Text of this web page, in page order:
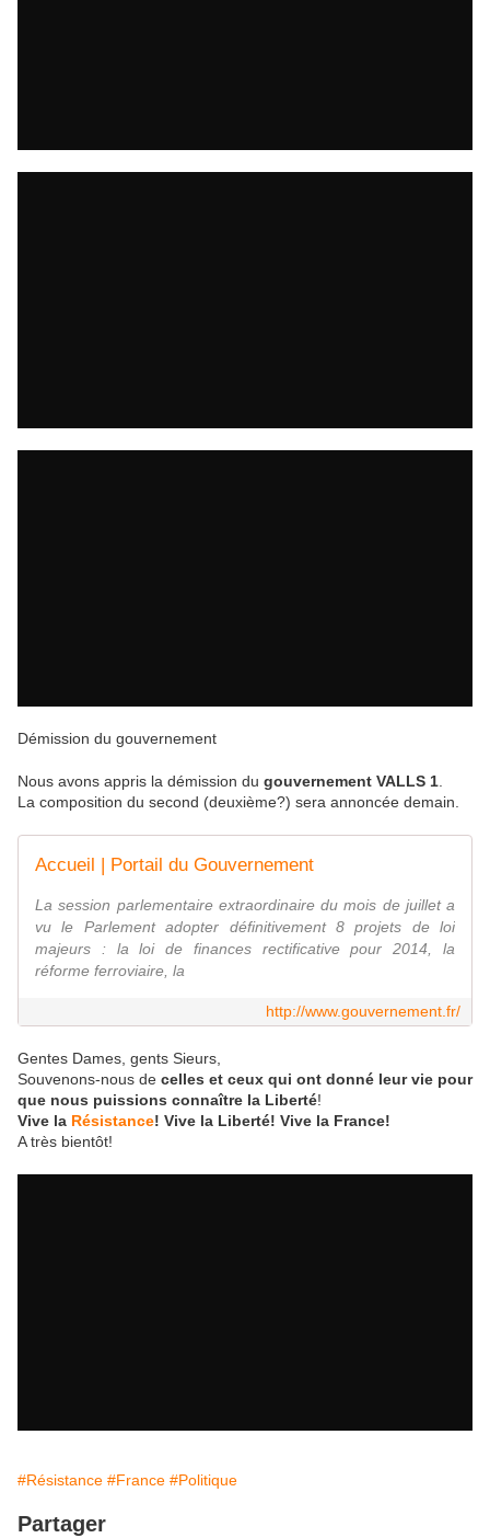
Démission du gouvernement
Nous avons appris la démission du gouvernement VALLS 1
La composition du second (deuxième?) sera annoncée demain.
Accueil | Portail du Gouvernement
La session parlementaire extraordinaire du mois de juillet a
vu le Parlement adopter définitivement 8 projets de loi
majeurs : la loi de finances rectificative pour 2014, la
réforme ferroviaire, la
http://www.gouvernement.fr/
Gentes Dames, gents Sieurs,
Souvenons-nous de celles et ceux qui ont donné leur vie pour
que nous puissions connaître la Liberté!
Vive la Résistance! Vive la Liberté! Vive la France!
A très bientôt!
#Résistance #France #Politique
Partager